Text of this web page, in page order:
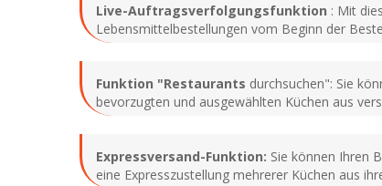
Live-Auftragsverfolgungsfunktion : Mit
Lebensmittelbestellungen vom Beginn der
Funktion "Restaurants durchsuchen": Sie
bevorzugten und ausgewählten Küchen aus
Expressversand-Funktion: Sie können Ihren
eine Expresszustellung mehrerer Küchen aus